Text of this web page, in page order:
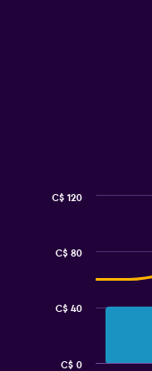
C$ 0
C$ 40
C$ 80
C$ 120